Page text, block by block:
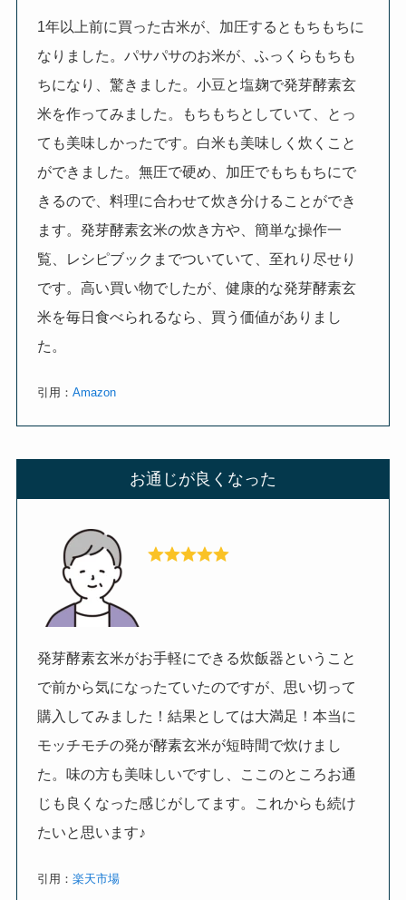
1年以上前に買った古米が、加圧するともちもちに
なりました。パサパサのお米が、ふっくらもちも
ちになり、驚きました。小豆と塩麹で発芽酵素玄
米を作ってみました。もちもちとしていて、とっ
ても美味しかったです。白米も美味しく炊くこと
ができました。無圧で硬め、加圧でもちもちにで
きるので、料理に合わせて炊き分けることができ
ます。発芽酵素玄米の炊き方や、簡単な操作一
覧、レシピブックまでついていて、至れり尽せり
です。高い買い物でしたが、健康的な発芽酵素玄
米を毎日食べられるなら、買う価値がありまし
た。
引用：Amazon
お通じが良くなった
発芽酵素玄米がお手軽にできる炊飯器ということ
で前から気になったていたのですが、思い切って
購入してみました！結果としては大満足！本当に
モッチモチの発が酵素玄米が短時間で炊けまし
た。味の方も美味しいですし、ここのところお通
じも良くなった感じがしてます。これからも続け
たいと思います♪
引用：楽天市場